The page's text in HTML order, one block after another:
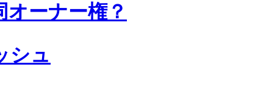
ーナー権？
シュ